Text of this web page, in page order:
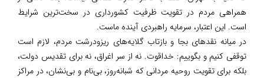
همراهی مردم در تقویت ظرفیت کشورداری در سخت‌ترین شرایط
است. این اعتبار، سرمایه راهبردی آینده ماست.
در میانه نقدهای بجا و بازتاب گلایه‌های ریزودرشت مردم، لازم است
توقفی کنیم و بگوییم: خداقوت. نه از سر اغراق، نه برای تقدیس دولت،
بلکه برای تقویت روحیه مردانی که شبانه‌روز، بی‌نام و بی‌نشان، در مراکز